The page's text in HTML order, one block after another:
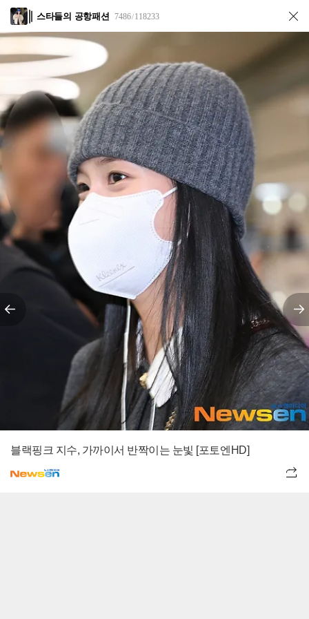
스타들의 공항패션 7486/118233
블랙핑크 지수, 가까이서 반짝이는 눈빛 [포토엔HD]